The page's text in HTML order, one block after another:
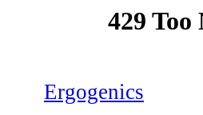
Ergogenics